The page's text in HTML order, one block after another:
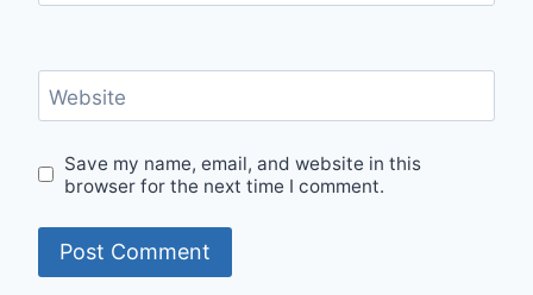
Website
Save my name, email, and website in this
browser for the next time I comment.